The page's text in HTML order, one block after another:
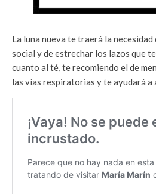
La luna nueva te traerá la
social y de estrechar los lazos que
cuanto al té, te recomiendo el de
las vías respiratorias y te ayudará